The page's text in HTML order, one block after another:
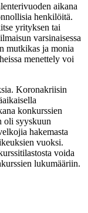
aikana
henkilöitä.
yrityksen tai
varsinaisessa
mutkikas ja monia
menettely voi
Koronakriisin
konkurssien
oli syyskuun
hakemasta
vuoksi.
voida
lukumääriin.